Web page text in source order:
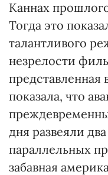
Каннах
Тогда это
талантливого
незрелости
представленная
показала, что
дня развеяли
параллельных
забавная